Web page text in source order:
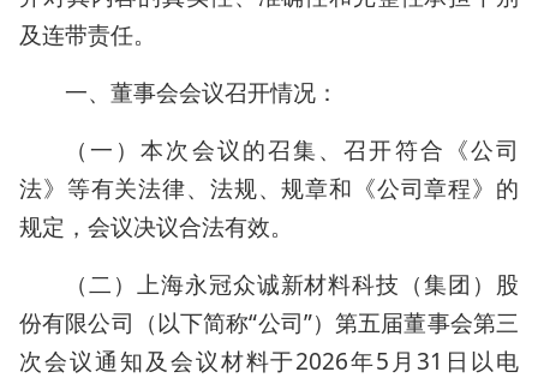
及连带责任。
一、董事会会议召开情况：
（一）本次会议的召集、召开符合《公司
法》等有关法律、法规、规章和《公司章程》的
规定，会议决议合法有效。
（二）上海永冠众诚新材料科技（集团）股
份有限公司（以下简称“公司”）第五届董事会第三
次会议通知及会议材料于2026年5月31日以电